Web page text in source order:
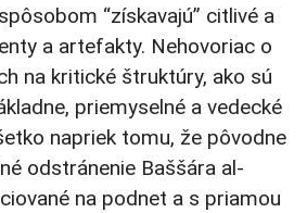
“získavajú” citlivé a
a artefakty. Nehovoriac o
na kritické štruktúry, ako sú
priemyselné a vedecké
napriek tomu, že pôvodne
odstránenie Baššára al-
na podnet a s priamou